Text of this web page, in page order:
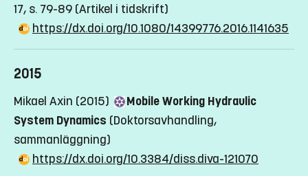
17, s. 79-89 (Artikel i tidskrift)
https://dx.doi.org/10.1080/14399776.2016.1141635
2015
Mikael Axin (2015)
Mobile Working Hydraulic
System Dynamics (Doktorsavhandling,
sammanläggning)
https://dx.doi.org/10.3384/diss.diva-121070